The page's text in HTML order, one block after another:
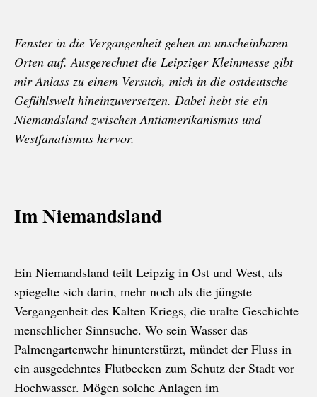
Fenster in die Vergangenheit gehen an unscheinbaren
Orten auf. Ausgerechnet die Leipziger Kleinmesse gibt
mir Anlass zu einem Versuch, mich in die ostdeutsche
Gefühlswelt hineinzuversetzen. Dabei hebt sie ein
Niemandsland zwischen Antiamerikanismus und
Westfanatismus hervor.
Im Niemandsland
Ein Niemandsland teilt Leipzig in Ost und West, als
spiegelte sich darin, mehr noch als die jüngste
Vergangenheit des Kalten Kriegs, die uralte Geschichte
menschlicher Sinnsuche. Wo sein Wasser das
Palmengartenwehr hinunterstürzt, mündet der Fluss in
ein ausgedehntes Flutbecken zum Schutz der Stadt vor
Hochwasser. Mögen solche Anlagen im